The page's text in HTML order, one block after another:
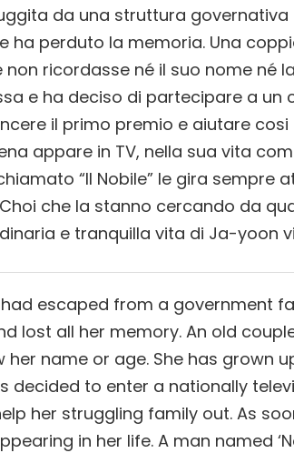
da una struttura governativa
ha perduto la memoria. Una
ricordasse né il suo nome né
e ha deciso di partecipare a un
il primo premio e aiutare
appare in TV, nella sua vita
“Il Nobile” le gira sempre
che la stanno cercando da
e tranquilla vita di Ja-yoon
escaped from a government
lost all her memory. An old
her name or age. She has grown
decided to enter a nationally
her struggling family out. As
in her life. A man named